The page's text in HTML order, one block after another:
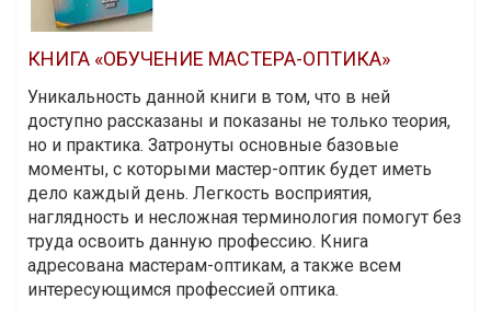
КНИГА «ОБУЧЕНИЕ МАСТЕРА-ОПТИКА»
Уникальность данной книги в том, что в ней
доступно рассказаны и показаны не только теория,
но и практика. Затронуты основные базовые
моменты, с которыми мастер-оптик будет иметь
дело каждый день. Легкость восприятия,
наглядность и несложная терминология помогут без
труда освоить данную профессию. Книга
адресована мастерам-оптикам, а также всем
интересующимся профессией оптика.